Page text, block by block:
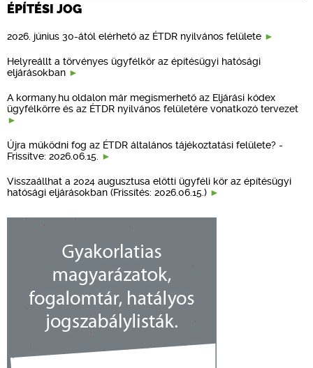
ÉPÍTÉSI JOG
2026. június 30-ától elérhető az ÉTDR nyilvános felülete
Helyreállt a törvényes ügyfélkör az építésügyi hatósági
eljárásokban
A kormany.hu oldalon már megismerhető az Eljárási kódex
ügyfélkörre és az ÉTDR nyilvános felületére vonatkozó tervezet
Újra működni fog az ÉTDR általános tájékoztatási felülete? -
Frissítve: 2026.06.15.
Visszaállhat a 2024 augusztusa előtti ügyféli kör az építésügyi
hatósági eljárásokban (Frissítés: 2026.06.15.)